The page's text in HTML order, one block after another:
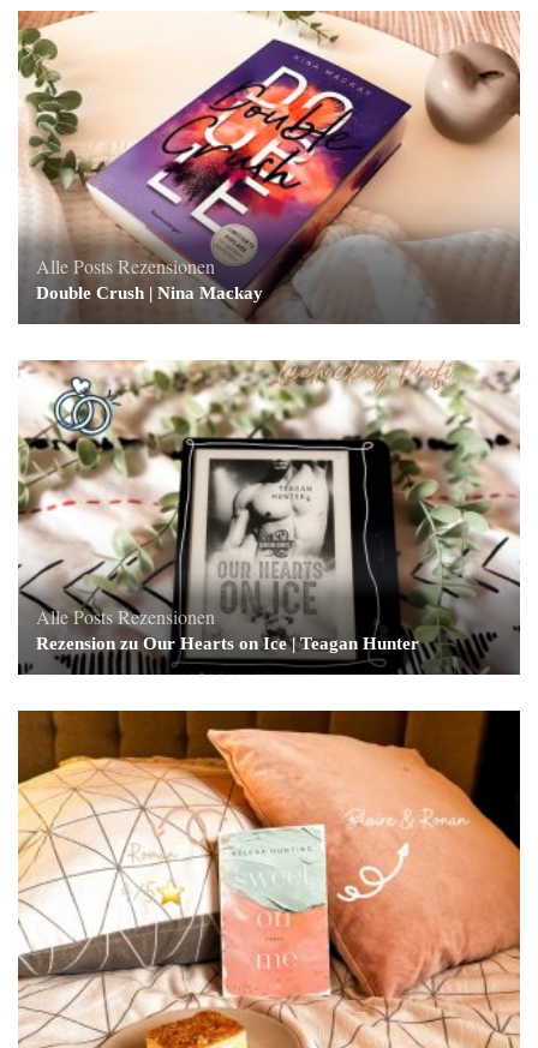
Alle PostsRezensionen
Double Crush | Nina Mackay
Alle PostsRezensionen
Rezension zu Our Hearts on Ice | Teagan Hunter